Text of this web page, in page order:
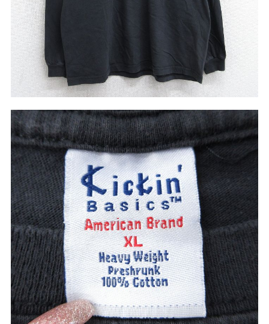
Search by Item
ジャケット スウェット セーター
パンツ レディース 子供服
雑貨/小物
Search by Particularこだわりから探す
Search by Sizeサイズから探す（メンズ）
ジャケット XS S M L XL
スウェット XS S M L XL